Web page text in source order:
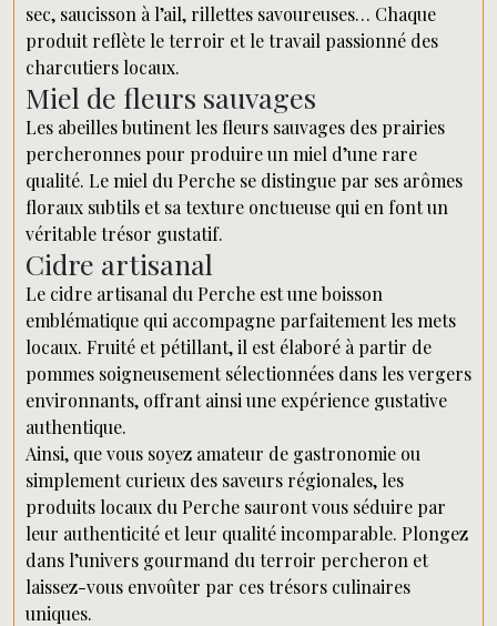
sec, saucisson à l’ail, rillettes savoureuses… Chaque
produit reflète le terroir et le travail passionné des
charcutiers locaux.
Miel de fleurs sauvages
Les abeilles butinent les fleurs sauvages des prairies
percheronnes pour produire un miel d’une rare
qualité. Le miel du Perche se distingue par ses arômes
floraux subtils et sa texture onctueuse qui en font un
véritable trésor gustatif.
Cidre artisanal
Le cidre artisanal du Perche est une boisson
emblématique qui accompagne parfaitement les mets
locaux. Fruité et pétillant, il est élaboré à partir de
pommes soigneusement sélectionnées dans les vergers
environnants, offrant ainsi une expérience gustative
authentique.
Ainsi, que vous soyez amateur de gastronomie ou
simplement curieux des saveurs régionales, les
produits locaux du Perche sauront vous séduire par
leur authenticité et leur qualité incomparable. Plongez
dans l’univers gourmand du terroir percheron et
laissez-vous envoûter par ces trésors culinaires
uniques.